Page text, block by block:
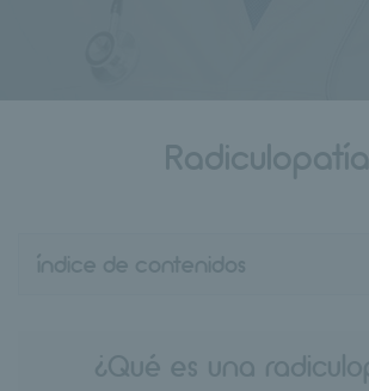
Radiculopatía